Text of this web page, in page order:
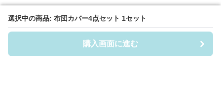
選択中の商品: 布団カバー4点セット 1セット
購入画面に進む
選択中の商品: 布団カバー4点セット 1セット
購入画面に進む